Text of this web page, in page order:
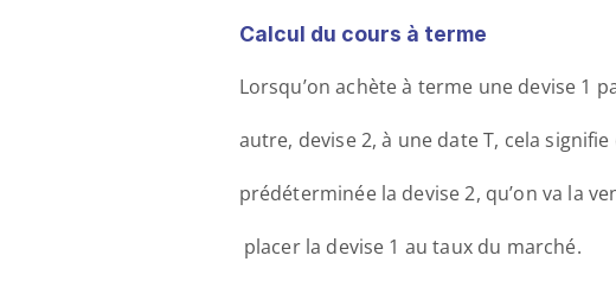
Calcul du cours à terme
Lorsqu’on achète à terme une devise 1
autre, devise 2, à une date T, cela
prédéterminée la devise 2, qu’on va la
placer la devise 1 au taux du marché.